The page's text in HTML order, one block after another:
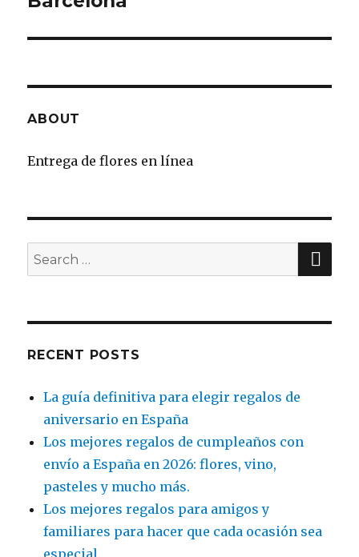
ABOUT
Entrega de flores en línea
Search
for:
RECENT POSTS
La guía definitiva para elegir regalos de
aniversario en España
Los mejores regalos de cumpleaños con
envío a España en 2026: flores, vino,
pasteles y mucho más.
Los mejores regalos para amigos y
familiares para hacer que cada ocasión sea
especial.